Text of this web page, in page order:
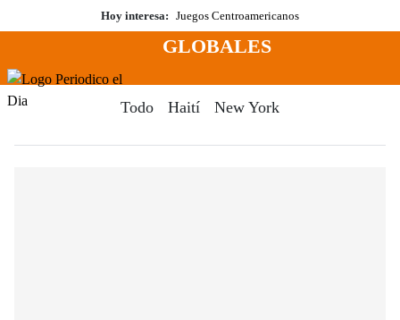
al
Hoy interesa: Juegos Centroamericanos
Menú
GLOBALES
Todo Haití New York